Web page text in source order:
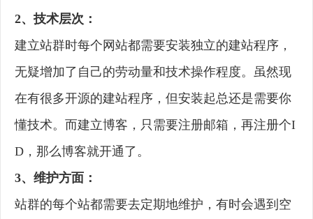
2、技术层次：
建立站群时每个网站都需要安装独立的建站程序，
无疑增加了自己的劳动量和技术操作程度。虽然现
在有很多开源的建站程序，但安装起总还是需要你
懂技术。而建立博客，只需要注册邮箱，再注册个I
D，那么博客就开通了。
3、维护方面：
站群的每个站都需要去定期地维护，有时会遇到空